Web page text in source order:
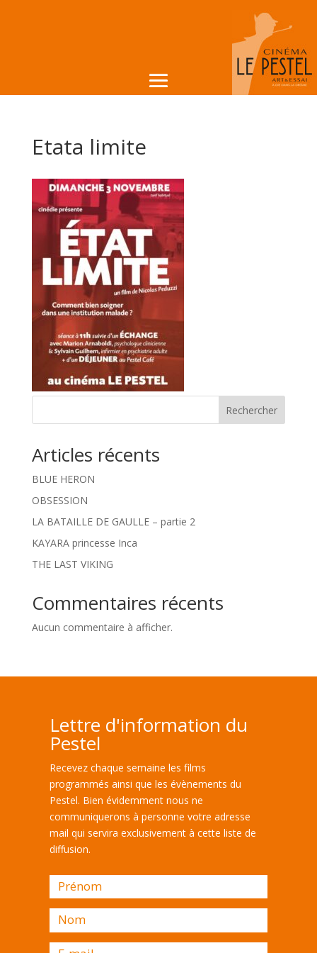
Etata limite
Rechercher
Articles récents
BLUE HERON
OBSESSION
LA BATAILLE DE GAULLE – partie 2
KAYARA princesse Inca
THE LAST VIKING
Commentaires récents
Aucun commentaire à afficher.
Lettre d'information du
Pestel
Recevez chaque semaine les films
programmés ainsi que les évènements du
Pestel. Bien évidemment nous ne
communiquerons à personne votre adresse
mail qui servira exclusivement à cette liste de
diffusion.